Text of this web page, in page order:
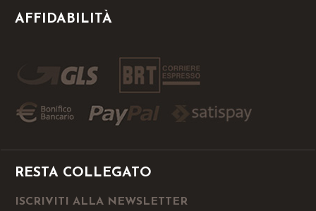
AFFIDABILITÀ
RESTA COLLEGATO
ISCRIVITI ALLA NEWSLETTER